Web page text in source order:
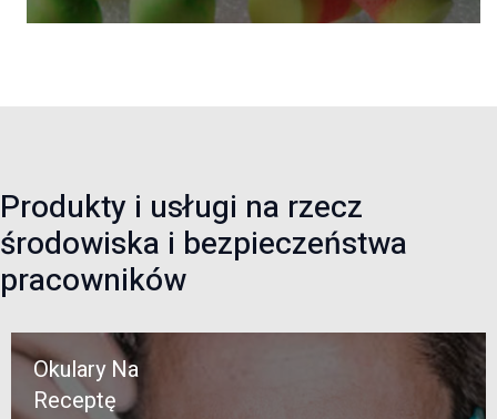
Produkty i usługi na rzecz
środowiska i bezpieczeństwa
pracowników
Okulary Na
Receptę